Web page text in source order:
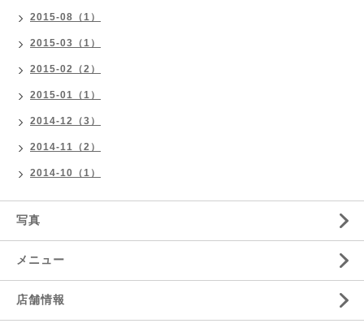
2015-08（1）
2015-03（1）
2015-02（2）
2015-01（1）
2014-12（3）
2014-11（2）
2014-10（1）
写真
メニュー
店舗情報